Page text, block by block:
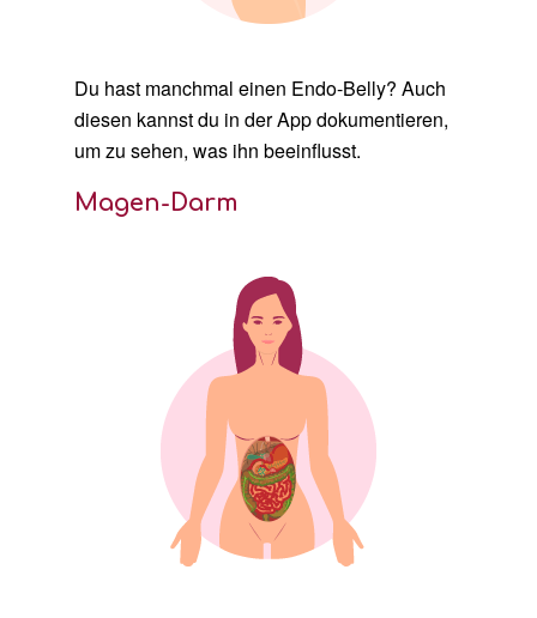
Du hast manchmal einen Endo-Belly? Auch
diesen kannst du in der App dokumentieren,
um zu sehen, was ihn beeinflusst.
Magen-Darm